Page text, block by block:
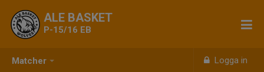
Matcher Logga in
ALE BASKET
P-15/16 EB